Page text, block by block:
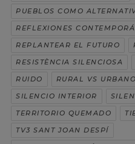
PUEBLOS COMO
REFLEXIONES
REPLANTEAR EL FUTURO
RESISTÈNCIA SILENCIOSA
RUIDO
RURAL VS URBANO
SILENCIO INTERIOR
TERRITORIO QUEMADO
TV3 SANT JOAN DESPÍ